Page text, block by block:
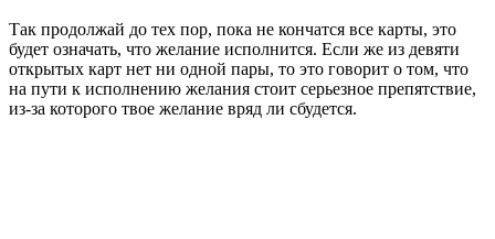
Так продолжай до тех пор, пока не кончатся все карты, это
будет означать, что желание исполнится. Если же из девяти
открытых карт нет ни одной пары, то это говорит о том, что
на пути к исполнению желания стоит серьезное препятствие,
из-за которого твое желание вряд ли сбудется.